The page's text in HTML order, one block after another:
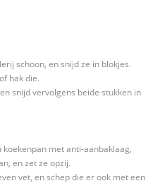
schoon, en snijd ze in blokjes.
hak die.
snijd vervolgens beide stukken in
met anti-aanbaklaag,
en zet ze opzij.
vet, en schep die er ook met een